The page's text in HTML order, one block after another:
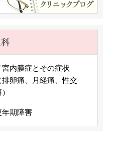
宮内膜症とその症状
排卵痛、月経痛、性交
年期障害